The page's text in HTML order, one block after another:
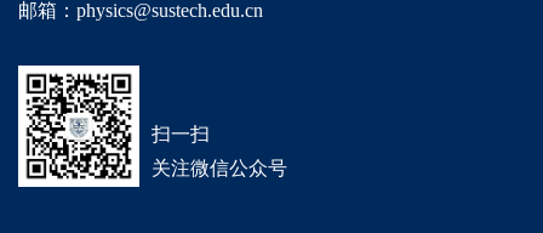
邮箱：physics@sustech.edu.cn
扫一扫
关注微信公众号